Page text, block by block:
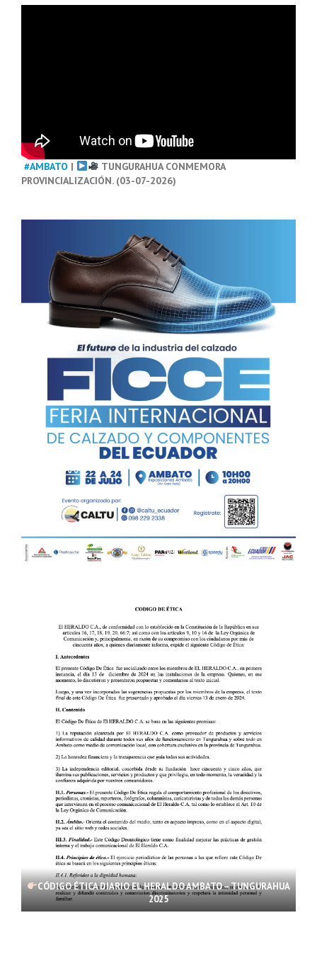
#AMBATO |
TUNGURAHUA CONMEMORA
PROVINCIALIZACIÓN. (03-07-2026)
CÓDIGO ÉTICA DIARIO EL HERALDO AMBATO – TUNGURAHUA
2025